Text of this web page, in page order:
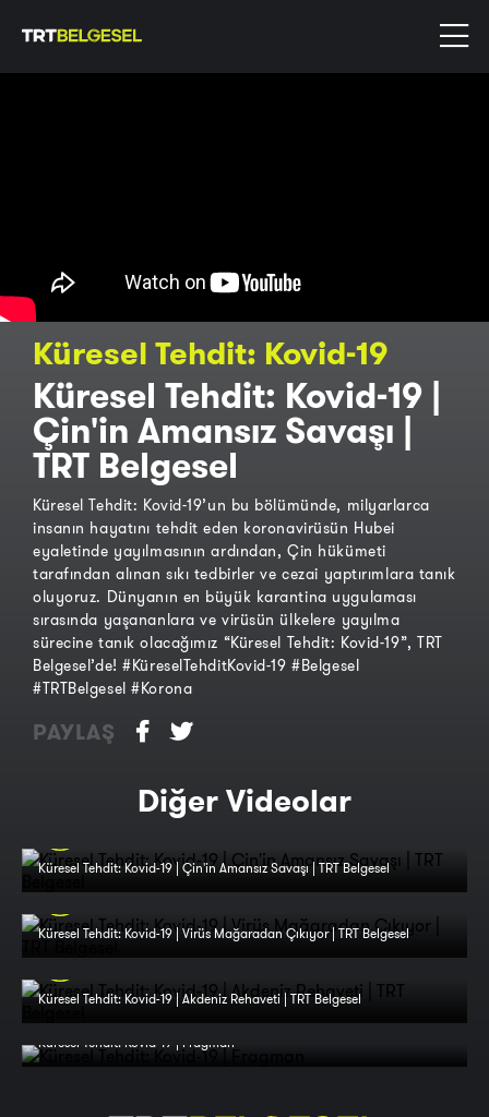
Küresel Tehdit: Kovid-19
Küresel Tehdit: Kovid-19 |
Çin'in Amansız Savaşı |
TRT Belgesel
Küresel Tehdit: Kovid-19’un bu bölümünde, milyarlarca
insanın hayatını tehdit eden koronavirüsün Hubei
eyaletinde yayılmasının ardından, Çin hükümeti
tarafından alınan sıkı tedbirler ve cezai yaptırımlara tanık
oluyoruz. Dünyanın en büyük karantina uygulaması
sırasında yaşananlara ve virüsün ülkelere yayılma
sürecine tanık olacağımız “Küresel Tehdit: Kovid-19”, TRT
Belgesel’de! #KüreselTehditKovid-19 #Belgesel
#TRTBelgesel #Korona
PAYLAŞ
Diğer Videolar
Küresel Tehdit: Kovid-19 | Çin'in Amansız Savaşı | TRT Belgesel
Küresel Tehdit: Kovid-19 | Virüs Mağaradan Çıkıyor | TRT Belgesel
Küresel Tehdit: Kovid-19 | Akdeniz Rehaveti | TRT Belgesel
Küresel Tehdit: Kovid-19 | Fragman